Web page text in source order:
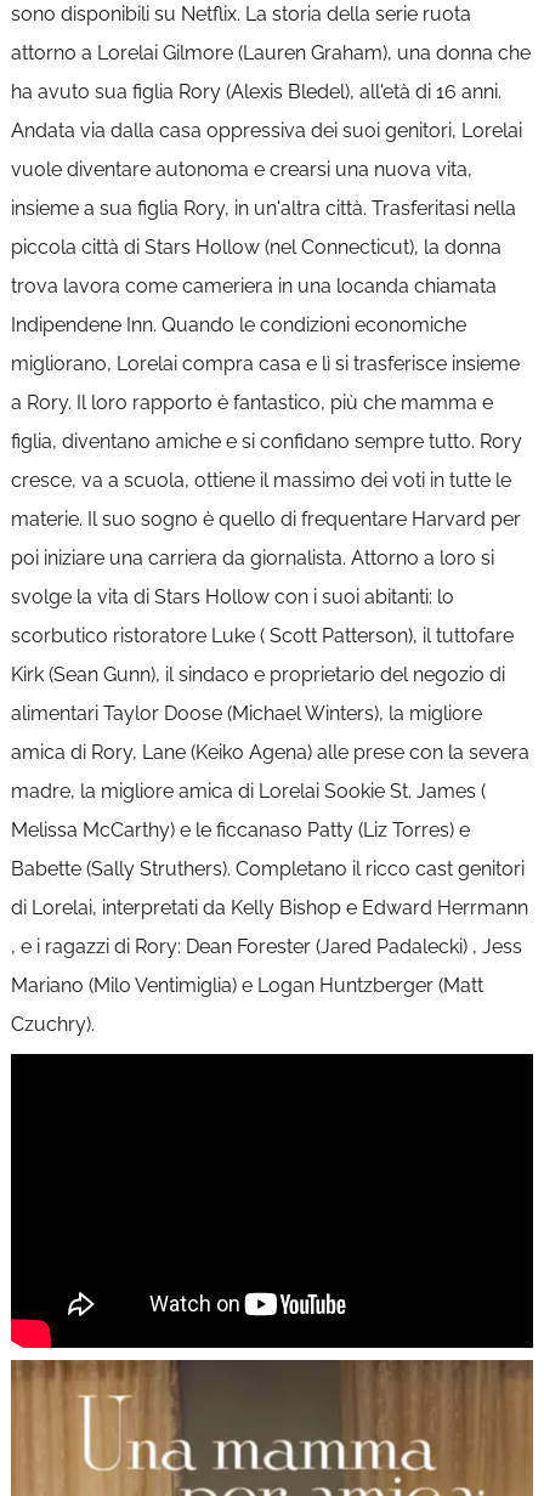
sono disponibili su Netflix. La storia della serie ruota
attorno a Lorelai Gilmore (Lauren Graham), una donna che
ha avuto sua figlia Rory (Alexis Bledel), all'età di 16 anni.
Andata via dalla casa oppressiva dei suoi genitori, Lorelai
vuole diventare autonoma e crearsi una nuova vita,
insieme a sua figlia Rory, in un'altra città. Trasferitasi nella
piccola città di Stars Hollow (nel Connecticut), la donna
trova lavora come cameriera in una locanda chiamata
Indipendene Inn. Quando le condizioni economiche
migliorano, Lorelai compra casa e lì si trasferisce insieme
a Rory. Il loro rapporto è fantastico, più che mamma e
figlia, diventano amiche e si confidano sempre tutto. Rory
cresce, va a scuola, ottiene il massimo dei voti in tutte le
materie. Il suo sogno è quello di frequentare Harvard per
poi iniziare una carriera da giornalista. Attorno a loro si
svolge la vita di Stars Hollow con i suoi abitanti: lo
scorbutico ristoratore Luke ( Scott Patterson), il tuttofare
Kirk (Sean Gunn), il sindaco e proprietario del negozio di
alimentari Taylor Doose (Michael Winters), la migliore
amica di Rory, Lane (Keiko Agena) alle prese con la severa
madre, la migliore amica di Lorelai Sookie St. James (
Melissa McCarthy) e le ficcanaso Patty (Liz Torres) e
Babette (Sally Struthers). Completano il ricco cast genitori
di Lorelai, interpretati da Kelly Bishop e Edward Herrmann
, e i ragazzi di Rory: Dean Forester (Jared Padalecki) , Jess
Mariano (Milo Ventimiglia) e Logan Huntzberger (Matt
Czuchry).